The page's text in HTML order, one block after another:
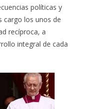
políticas y
cargo los unos de
recíproca, a
integral de cada